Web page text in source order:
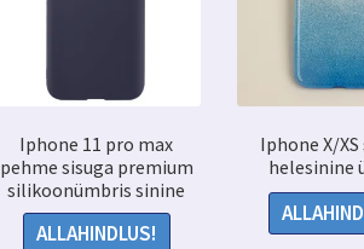
Iphone 11 pro max
pehme sisuga premium
silikoonümbris sinine
ALLAHINDLUS!
Iphone X/
helesinine